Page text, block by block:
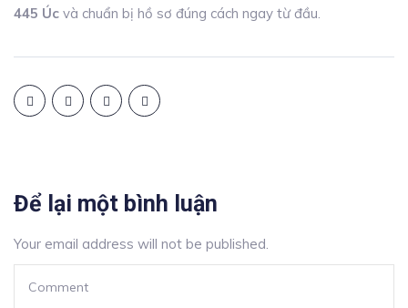
445 Úc và chuẩn bị hồ sơ đúng cách ngay từ đầu.
Để lại một bình luận
Your email address will not be published.